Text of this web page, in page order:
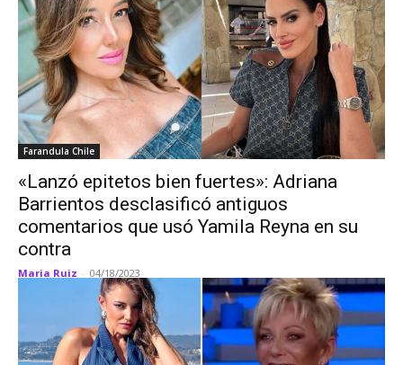
Farandula Chile
«Lanzó epitetos bien fuertes»: Adriana
Barrientos desclasificó antiguos
comentarios que usó Yamila Reyna en su
contra
Maria Ruiz - 04/18/2023